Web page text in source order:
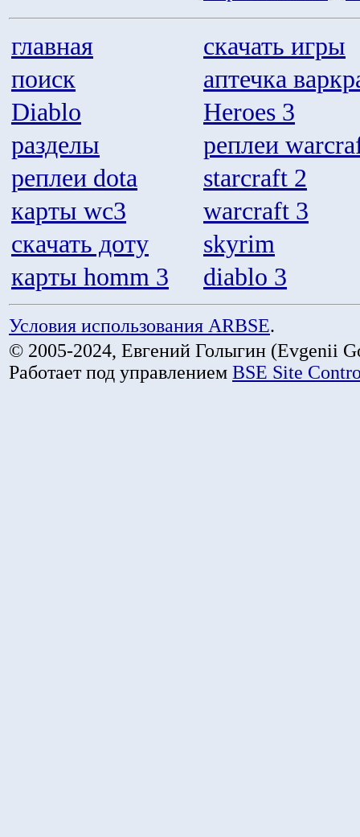
главная
скачать игры
поиск
аптечка
Diablo
Heroes 3
разделы
реплеи
реплеи dota
starcraft 2
карты wc3
warcraft 3
скачать доту
skyrim
карты homm 3
diablo 3
Условия использования ARBSE.
© 2005-2024, Евгений Голыгин (Evgenii
Работает под управлением BSE Site